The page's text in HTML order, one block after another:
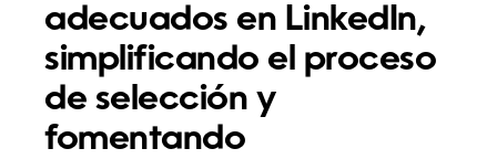
adecuados en LinkedIn,
simplificando el proceso
de selección y
fomentando